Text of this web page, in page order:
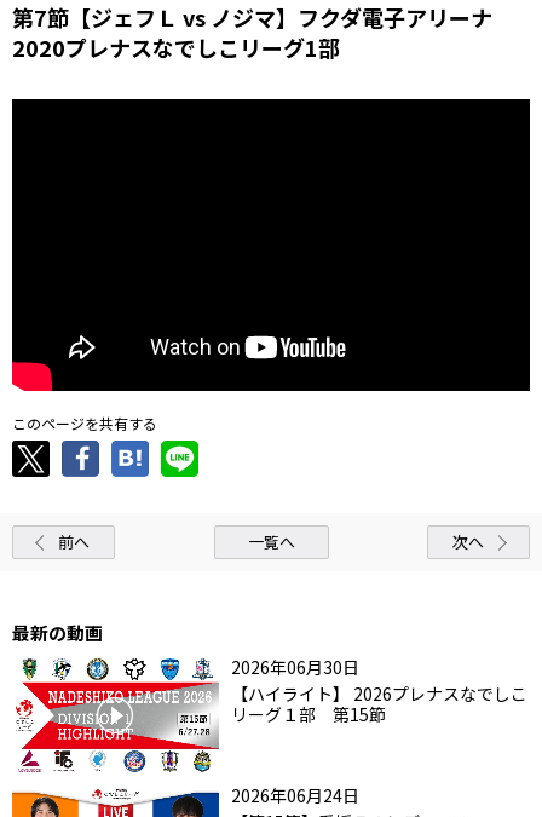
第7節【ジェフＬ vs ノジマ】フクダ電子アリーナ
2020プレナスなでしこリーグ1部
このページを共有する
前へ 一覧へ 次へ
最新の動画
2026年06月30日
【ハイライト】 2026プレナスなでしこ
リーグ１部 第15節
2026年06月24日